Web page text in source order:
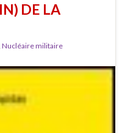
DE LA
Nucléaire militaire